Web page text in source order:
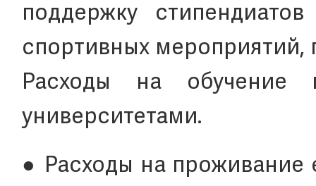
поддержку
спортивных мероприятий,
Расходы на обучение
университетами.
● Расходы на проживание